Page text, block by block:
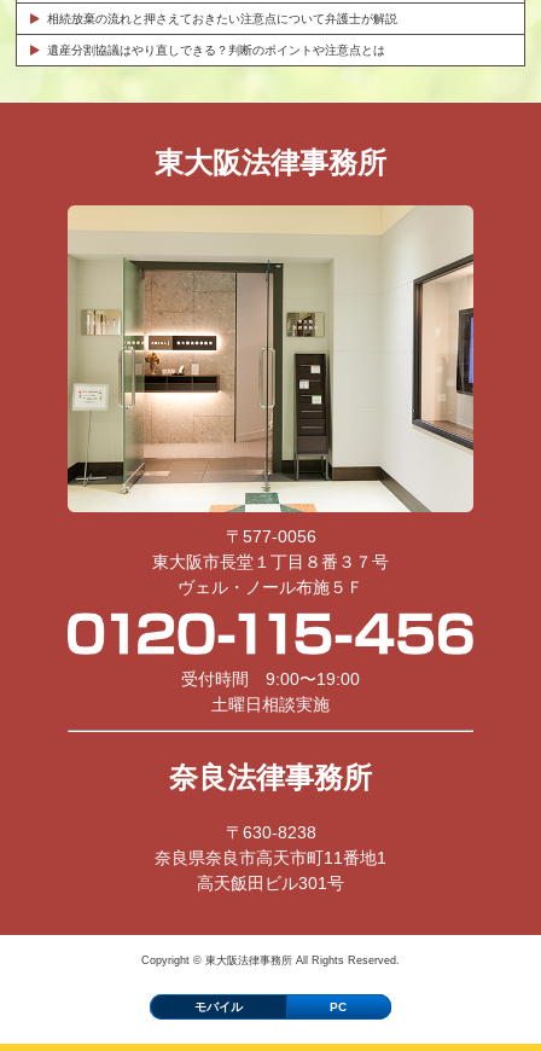
相続放棄の流れと押さえておきたい注意点について弁護士が解説
遺産分割協議はやり直しできる？判断のポイントや注意点とは
東大阪法律事務所
〒577-0056
東大阪市長堂１丁目８番３７号
ヴェル・ノール布施５Ｆ
受付時間 9:00〜19:00
土曜日相談実施
奈良法律事務所
〒630-8238
奈良県奈良市高天市町11番地1
高天飯田ビル301号
Copyright © 東大阪法律事務所 All Rights Reserved.
モバイル PC